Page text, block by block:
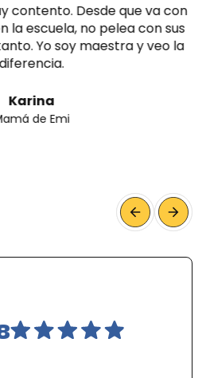
contento. Desde que va con
la escuela, no pelea con sus
Yo soy maestra y veo la
diferencia.
Karina
de Emi